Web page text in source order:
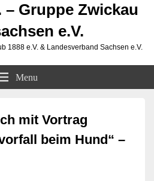
– Gruppe Zwickau
e.V.
1888 e.V. & Landesverband Sachsen e.V.
Menu
mit Vortrag
beim Hund“ –